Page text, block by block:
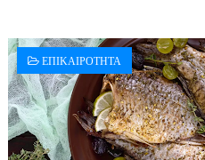
ΕΠΙΚΑΙΡΟΤΗΤΑ